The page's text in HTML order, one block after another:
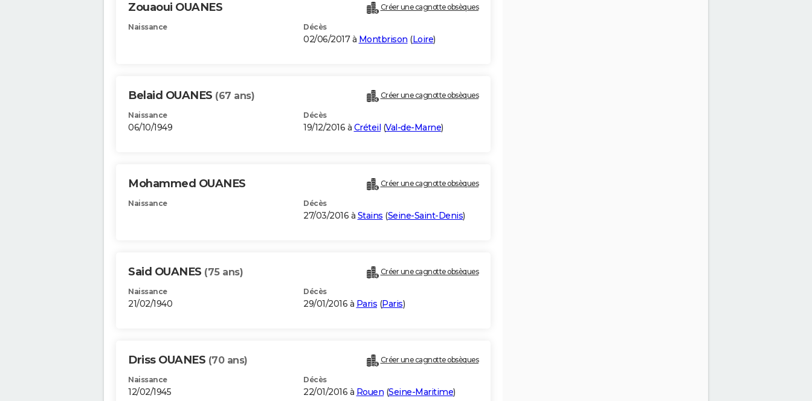
Zouaoui OUANES Créer une cagnotte obsèques
Naissance Décès
02/06/2017 à Montbrison (Loire)
Belaid OUANES (67 ans) Créer une cagnotte obsèques
Naissance
06/10/1949
Décès
19/12/2016 à Créteil (Val-de-Marne)
Mohammed OUANES Créer une cagnotte obsèques
Naissance Décès
27/03/2016 à Stains (Seine-Saint-Denis)
Said OUANES (75 ans) Créer une cagnotte obsèques
Naissance
21/02/1940
Décès
29/01/2016 à Paris (Paris)
Driss OUANES (70 ans) Créer une cagnotte obsèques
Naissance
12/02/1945
Décès
22/01/2016 à Rouen (Seine-Maritime)